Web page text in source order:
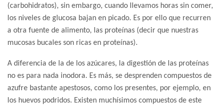
(carbohidratos), sin embargo, cuando llevamos horas sin comer,
los niveles de glucosa bajan en picado. Es por ello que recurren
a otra fuente de alimento, las proteínas (decir que nuestras
mucosas bucales son ricas en proteínas).
A diferencia de la de los azúcares, la digestión de las proteínas
no es para nada inodora. Es más, se desprenden compuestos de
azufre bastante apestosos, como los presentes, por ejemplo, en
los huevos podridos. Existen muchísimos compuestos de este